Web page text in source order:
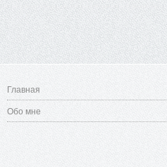
Главная
Обо мне